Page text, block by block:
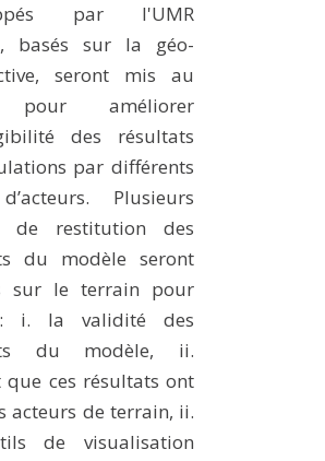
par l'UMR
basés sur la géo-
seront mis au
pour améliorer
des résultats
par différents
Plusieurs
de restitution des
du modèle seront
sur le terrain pour
i. la validité des
du modèle, ii.
que ces résultats ont
acteurs de terrain, ii.
de visualisation